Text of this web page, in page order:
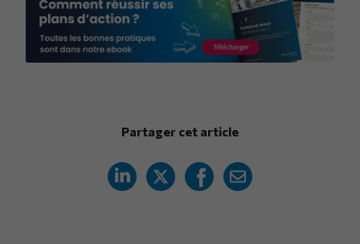
Partager cet article